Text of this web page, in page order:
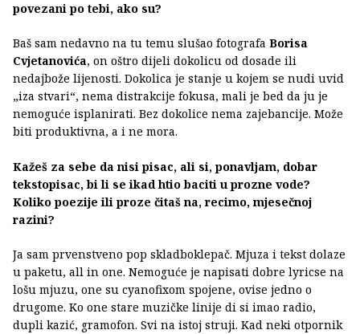
povezani po tebi, ako su?
Baš sam nedavno na tu temu slušao fotografa Borisa
Cvjetanovića, on oštro dijeli dokolicu od dosade ili
nedajbože lijenosti. Dokolica je stanje u kojem se nudi uvid
„iza stvari“, nema distrakcije fokusa, mali je bed da ju je
nemoguće isplanirati. Bez dokolice nema zajebancije. Može
biti produktivna, a i ne mora.
Kažeš za sebe da nisi pisac, ali si, ponavljam, dobar
tekstopisac, bi li se ikad htio baciti u prozne vode?
Koliko poezije ili proze čitaš na, recimo, mjesečnoj
razini?
Ja sam prvenstveno pop skladboklepač. Mjuza i tekst dolaze
u paketu, all in one. Nemoguće je napisati dobre lyricse na
lošu mjuzu, one su cyanofixom spojene, ovise jedno o
drugome. Ko one stare muzičke linije di si imao radio,
dupli kazić, gramofon. Svi na istoj struji. Kad neki otpornik